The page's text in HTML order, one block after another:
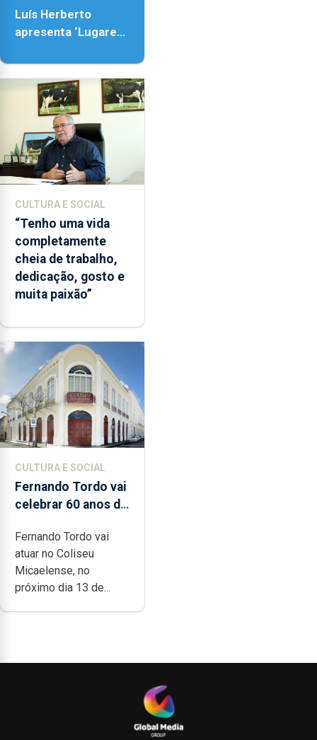
Luís Herberto
apresenta ‘Lugares
CULTURA E SOCIAL
“Tenho uma vida
completamente
cheia de trabalho,
dedicação, gosto e
muita paixão”
CULTURA E SOCIAL
Fernando Tordo vai
celebrar 60 anos de
Micaelense
Fernando Tordo vai
atuar no Coliseu
Micaelense, no
próximo dia 13 de...